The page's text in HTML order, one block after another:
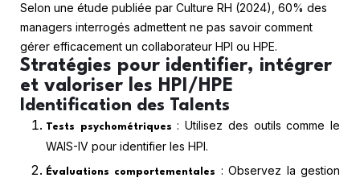
Selon une étude publiée par Culture RH (2024), 60% des
managers interrogés admettent ne pas savoir comment
gérer efficacement un collaborateur HPI ou HPE.
Stratégies pour identifier, intégrer
et valoriser les HPI/HPE
Identification des Talents
Tests psychométriques : Utilisez des outils comme le
WAIS-IV pour identifier les HPI.
Évaluations comportementales
: Observez la gestion